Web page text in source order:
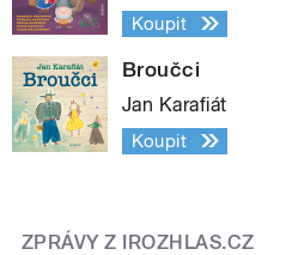
Koupit
Broučci
Jan Karafiát
Koupit
ZPRÁVY Z IROZHLAS.CZ